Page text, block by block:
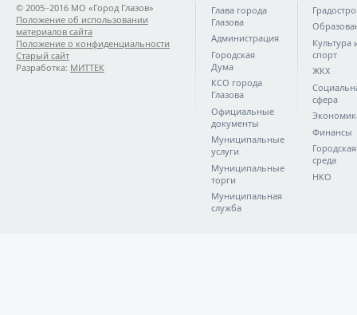
© 2005−2016 МО «Город Глазов»
Положение об использовании
материалов сайта
Положение о конфиденциальности
Старый сайт
Разработка: МИТТЕК
Глава города
Глазова
Администрация
Городская
Дума
КСО города
Глазова
Официальные
документы
Муниципальные
услуги
Муниципальные
торги
Муниципальная
служба
Культура
спорт
ЖКХ
сфера
Финансы
Городская
среда
НКО